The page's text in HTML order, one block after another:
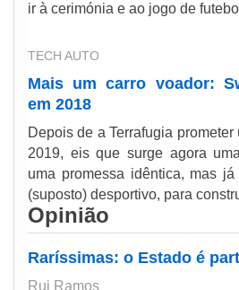
ir à cerimónia e ao jogo de
TECH AUTO
Mais um carro voador:
em 2018
Depois de a Terrafugia
2019, eis que surge agora
uma promessa idêntica, mas
(suposto) desportivo, para
Opinião
Raríssimas: o Estado é
Rui Ramos